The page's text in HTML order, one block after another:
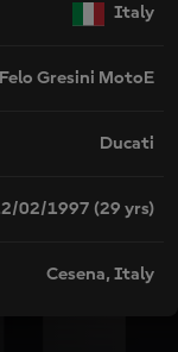
Italy
Felo Gresini MotoE
Ducati
02/1997 (29 yrs)
Cesena, Italy